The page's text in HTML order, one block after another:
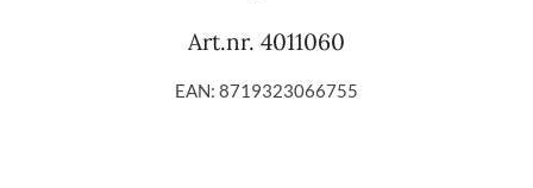
Art.nr. 4011060
EAN: 8719323066755